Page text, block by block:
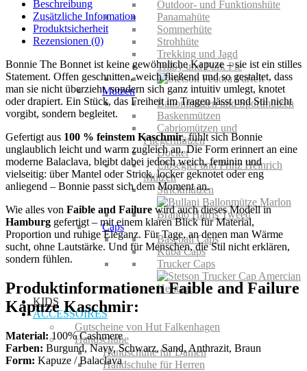
Outdoor- und Funktionshüte
Panamahüte
Sommerhüte
Strohhüte
Trekking und Jagd
Trilby und Pork Pie
Mützen
Ballonmützen und Sportmützen
Baskenmützen
Cabriomützen und
Fliegermützen
Docker
Elbsegler und Prinz Heinrich
Mützen
Strickmützen
Caps
Baseball Caps
Kuba Caps
Trucker Caps
KIDS
ACCESSOIRES
Gutscheine von Hut Falkenhagen
Handschuhe
Handschuhe für Damen
Handschuhe für Herren
Menge
Beschreibung
Zusätzliche Information
Produktsicherheit
Rezensionen (0)
Bonnie The Bonnet ist keine gewöhnliche Kapuze – sie ist ein stilles
Statement. Offen geschnitten, weich fließend und so gestaltet, dass
man sie nicht überzieht, sondern sich ganz intuitiv umlegt, knotet
oder drapiert. Ein Stück, das Freiheit im Tragen lässt und Stil nicht
vorgibt, sondern begleitet.
Gefertigt aus 100 % feinstem Kaschmir, fühlt sich Bonnie
unglaublich leicht und warm zugleich an. Die Form erinnert an eine
moderne Balaclava, bleibt dabei jedoch weich, feminin und
vielseitig: über Mantel oder Strick, locker geknotet oder eng
anliegend – Bonnie passt sich dem Moment an.
Wie alles von Faible and Failure wird auch dieses Modell in
Hamburg gefertigt – mit einem klaren Blick für Material,
Proportion und ruhige Eleganz. Für Tage, an denen man Wärme
sucht, ohne Lautstärke. Und für Menschen, die Stil nicht erklären,
sondern fühlen.
Produktinformationen Faible and Failure
Kapuze Kaschmir:
Material:100% Cashmere
Farben: Burgund, Navy, Schwarz, Sand, Anthrazit, Braun
Form: Kapuze / Balaclava